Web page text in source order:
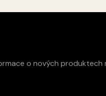
o nových produktech